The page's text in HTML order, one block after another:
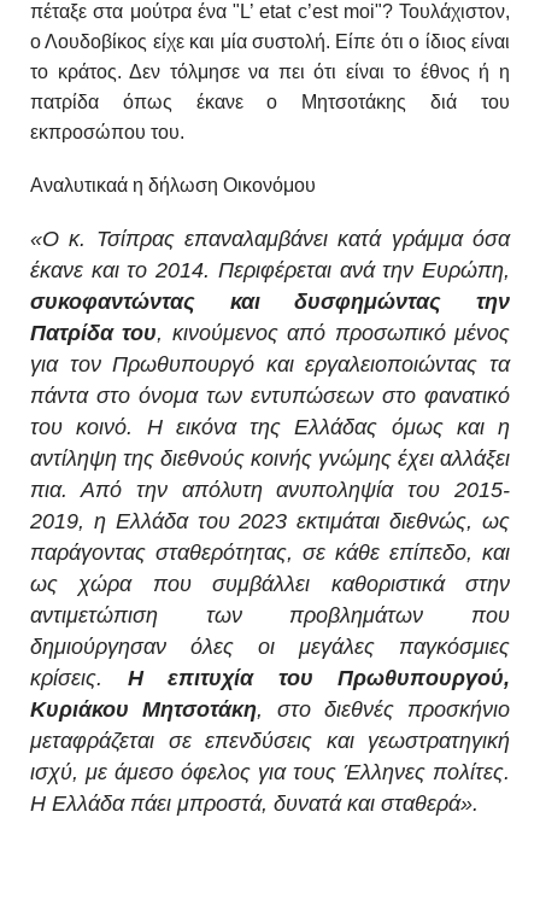
πέταξε στα μούτρα ένα "L’ etat c’est moi"? Τουλάχιστον,
ο Λουδοβίκος είχε και μία συστολή. Είπε ότι ο ίδιος είναι
το κράτος. Δεν τόλμησε να πει ότι είναι το έθνος ή η
πατρίδα όπως έκανε ο Μητσοτάκης διά του
εκπροσώπου του.
Αναλυτικαά η δήλωση Οικονόμου
«Ο κ. Τσίπρας επαναλαμβάνει κατά γράμμα όσα
έκανε και το 2014. Περιφέρεται ανά την Ευρώπη,
συκοφαντώντας και δυσφημώντας την
Πατρίδα του, κινούμενος από προσωπικό μένος
για τον Πρωθυπουργό και εργαλειοποιώντας τα
πάντα στο όνομα των εντυπώσεων στο φανατικό
του κοινό. Η εικόνα της Ελλάδας όμως και η
αντίληψη της διεθνούς κοινής γνώμης έχει αλλάξει
πια. Από την απόλυτη ανυποληψία του 2015-
2019, η Ελλάδα του 2023 εκτιμάται διεθνώς, ως
παράγοντας σταθερότητας, σε κάθε επίπεδο, και
ως χώρα που συμβάλλει καθοριστικά στην
αντιμετώπιση των προβλημάτων που
δημιούργησαν όλες οι μεγάλες παγκόσμιες
κρίσεις. Η επιτυχία του Πρωθυπουργού,
Κυριάκου Μητσοτάκη, στο διεθνές προσκήνιο
μεταφράζεται σε επενδύσεις και γεωστρατηγική
ισχύ, με άμεσο όφελος για τους Έλληνες πολίτες.
Η Ελλάδα πάει μπροστά, δυνατά και σταθερά».